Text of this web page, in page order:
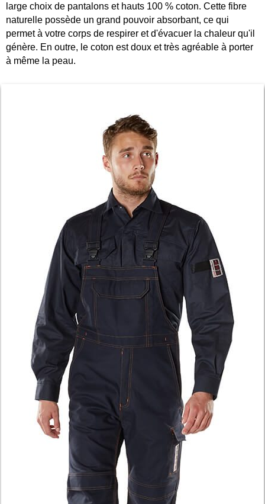
large choix de pantalons et hauts 100 % coton. Cette fibre
naturelle possède un grand pouvoir absorbant, ce qui
permet à votre corps de respirer et d'évacuer la chaleur qu'il
génère. En outre, le coton est doux et très agréable à porter
à même la peau.